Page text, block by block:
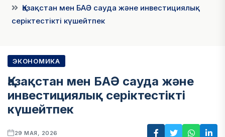
Қазақстан мен БАӘ сауда және инвестициялық
серіктестікті күшейтпек
ЭКОНОМИКА
Қазақстан мен БАӘ сауда және
инвестициялық серіктестікті
күшейтпек
29 МАЯ, 2026